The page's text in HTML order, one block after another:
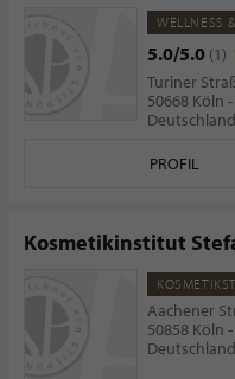
WELLNESS
5.0/5.0 (1)
Turiner
50668 Köln
Deutschland
PROFIL
Kosmetikinstitut
Aachener
50858 Köln
Deutschland